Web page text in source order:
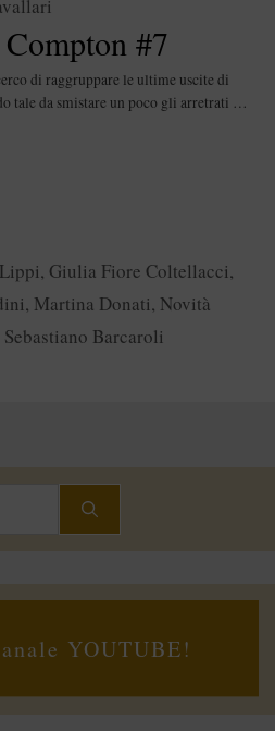
#7
di raggruppare le ultime uscite di
tale da smistare un poco gli arretrati …
, Giulia Fiore Coltellacci,
, Martina Donati, Novità
Sebastiano Barcaroli
YOUTUBE!